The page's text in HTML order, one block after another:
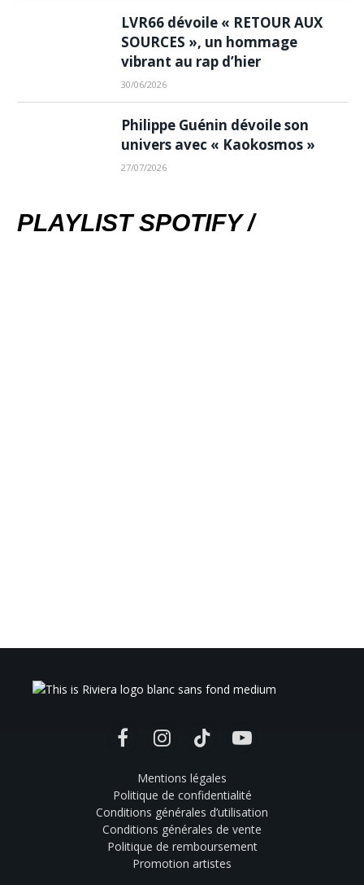
LVR66 dévoile « RETOUR AUX
SOURCES », un hommage
vibrant au rap d’hier
30/06/2026
Philippe Guénin dévoile son
univers avec « Kaokosmos »
27/07/2026
PLAYLIST SPOTIFY /
FacebookInstagramTikTok YouTube
Mentions légales
Politique de confidentialité
Conditions générales d’utilisation
Conditions générales de vente
Politique de remboursement
Promotion artistes